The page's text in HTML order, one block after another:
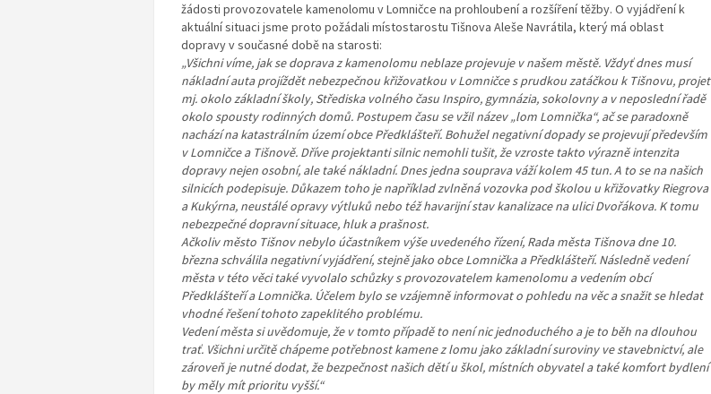
žádosti provozovatele kamenolomu v Lomničce na prohloubení a rozšíření těžby. O vyjádření k
aktuální situaci jsme proto požádali místostarostu Tišnova Aleše Navrátila, který má oblast
dopravy v současné době na starosti:
„Všichni víme, jak se doprava z kamenolomu neblaze projevuje v našem městě. Vždyť dnes musí
nákladní auta projíždět nebezpečnou křižovatkou v Lomničce s prudkou zatáčkou k Tišnovu, projet
mj. okolo základní školy, Střediska volného času Inspiro, gymnázia, sokolovny a v neposlední řadě
okolo spousty rodinných domů. Postupem času se vžil název „lom Lomnička“, ač se paradoxně
nachází na katastrálním území obce Předklášteří. Bohužel negativní dopady se projevují především
v Lomničce a Tišnově. Dříve projektanti silnic nemohli tušit, že vzroste takto výrazně intenzita
dopravy nejen osobní, ale také nákladní. Dnes jedna souprava váží kolem 45 tun. A to se na našich
silnicích podepisuje. Důkazem toho je například zvlněná vozovka pod školou u křižovatky Riegrova
a Kukýrna, neustálé opravy výtluků nebo též havarijní stav kanalizace na ulici Dvořákova. K tomu
nebezpečné dopravní situace, hluk a prašnost.
Ačkoliv město Tišnov nebylo účastníkem výše uvedeného řízení, Rada města Tišnova dne 10.
března schválila negativní vyjádření, stejně jako obce Lomnička a Předklášteří. Následně vedení
města v této věci také vyvolalo schůzky s provozovatelem kamenolomu a vedením obcí
Předklášteří a Lomnička. Účelem bylo se vzájemně informovat o pohledu na věc a snažit se hledat
vhodné řešení tohoto zapeklitého problému.
Vedení města si uvědomuje, že v tomto případě to není nic jednoduchého a je to běh na dlouhou
trať. Všichni určitě chápeme potřebnost kamene z lomu jako základní suroviny ve stavebnictví, ale
zároveň je nutné dodat, že bezpečnost našich dětí u škol, místních obyvatel a také komfort bydlení
by měly mít prioritu vyšší.“